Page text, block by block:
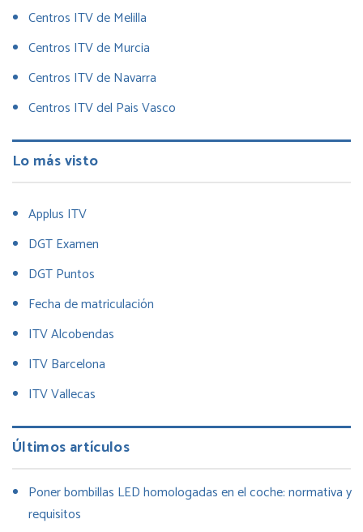
Centros ITV de Melilla
Centros ITV de Murcia
Centros ITV de Navarra
Centros ITV del Pais Vasco
Lo más visto
Applus ITV
DGT Examen
DGT Puntos
Fecha de matriculación
ITV Alcobendas
ITV Barcelona
ITV Vallecas
Últimos artículos
Poner bombillas LED homologadas en el coche: normativa y
requisitos